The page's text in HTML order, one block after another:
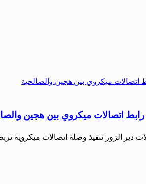
رابط اتصالات ميكروي بين هجين
دير الزور تنفيذ وصلة اتصالات ميكروية